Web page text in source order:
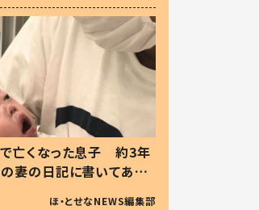
亡くなった息子 約3年
妻の日記に書いてあっ
ほ・とせなNEWS編集部